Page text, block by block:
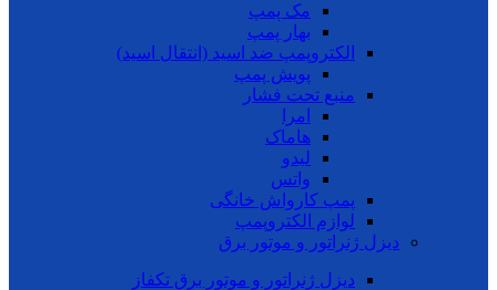
مک پمپ
بهار پمپ
الکتروپمپ ضد اسید (انتقال اسید)
پویش پمپ
منبع تحت فشار
امرا
هاماک
لیدو
واتس
پمپ کارواش خانگی
لوازم الکتروپمپ
دیزل ژنراتور و موتور برق
دیزل ژنراتور و موتور برق تکفاز